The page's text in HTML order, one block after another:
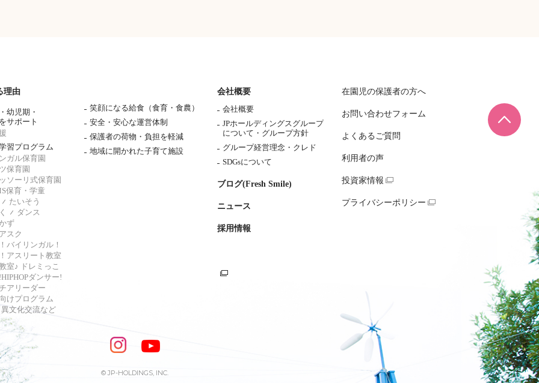
ページ
理由
幼児期・
サポート
習プログラム
ガル保育園
保育園
ソーリ式保育園
保育・学童
たいそう
ダンス
ず
スク
バイリンガル！
アスリート教室
室♪ ドレミっこ
ダンサー!
アリーダー
けプログラム
異文化交流など
笑顔になる給食（食育・食農）
安全・安心な運営体制
保護者の荷物・負担を軽減
地域に開かれた子育て施設
会社概要
会社概要
JPホールディングスグループ
について・ グループ方針
グループ経営理念・クレド
SDGsについて
ブログ(Fresh Smile)
ニュース
採用情報
在園児の保護者の方へ
お問い合わせフォーム
よくあるご質問
利用者の声
投資家情報
プライバシーポリシー
© JP-HOLDINGS, INC.